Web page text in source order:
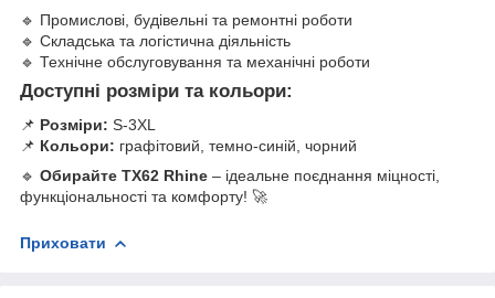
🔹 Промислові, будівельні та ремонтні роботи
🔹 Складська та логістична діяльність
🔹 Технічне обслуговування та механічні роботи
Доступні розміри та кольори:
📌 Розміри: S-3XL
📌 Кольори: графітовий, темно-синій, чорний
🔹 Обирайте TX62 Rhine – ідеальне поєднання міцності,
функціональності та комфорту! 🚀
Приховати